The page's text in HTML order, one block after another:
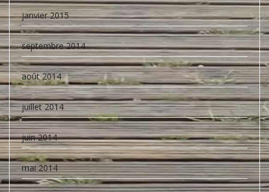
janvier 2015
septembre 2014
août 2014
juillet 2014
juin 2014
mai 2014